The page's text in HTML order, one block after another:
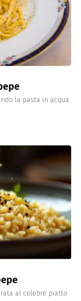
la pasta in acqua
al celebre piatto